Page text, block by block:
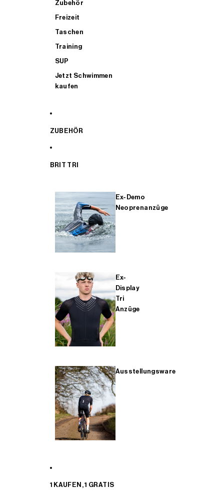
Zubehör
Freizeit
Taschen
Training
SUP
Jetzt Schwimmen
kaufen
ZUBEHÖR
BRIT TRI
Ex-Demo
Neoprenanzüge
Ex-
Display
Tri
Anzüge
Ausstellungsware
1 KAUFEN, 1 GRATIS